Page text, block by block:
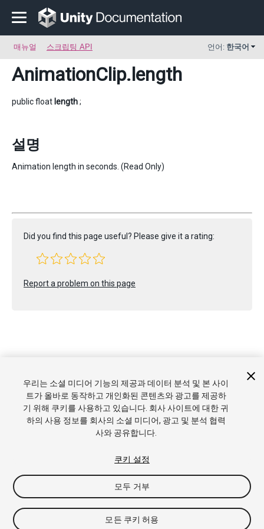
매뉴얼 스크립팅 API 언어: 한국어
AnimationClip.length
public float length;
설명
Animation length in seconds. (Read Only)
Did you find this page useful? Please give it a rating:
Report a problem on this page
튜토리얼
커뮤니티 답변 기술 자료 포럼 에셋 스토어
및 이용약관
법률정보 개인정보처리방침 쿠키
내 개인정보 판
매 금지
쿠키 기본 설정
우리는 소셜 미디어 기능의 제공과 데이터 분석 및 본 사이
트가 올바로 동작하고 개인화된 콘텐츠와 광고를 제공하
기 위해 쿠키를 사용하고 있습니다. 회사 사이트에 대한 귀
하의 사용 정보를 회사의 소셜 미디어, 광고 및 분석 협력
사와 공유합니다.
쿠키 설정
모두 거부
모든 쿠키 허용